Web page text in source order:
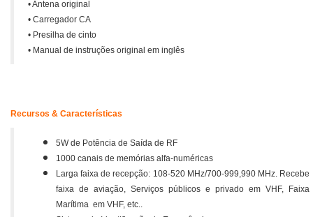
• Antena original
• Carregador CA
• Presilha de cinto
• Manual de instruções original em inglês
Recursos & Características
5W de Potência de Saída de RF
1000 canais de memórias alfa-numéricas
Larga faixa de recepção: 108-520 MHz/700-999,990 MHz. Recebe
faixa de aviação, Serviços públicos e privado em VHF, Faixa
Marítima em VHF, etc..